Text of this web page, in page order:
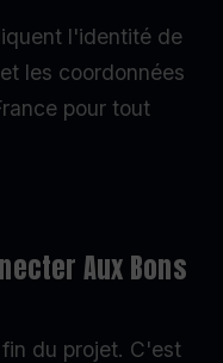
l'identité de
les coordonnées
pour tout
Aux Bons
du projet. C'est